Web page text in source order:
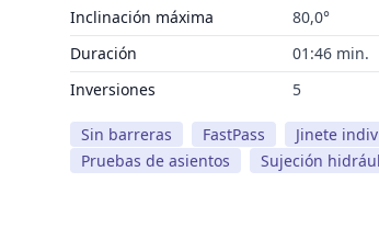
Inclinación máxima
80,0°
Duración
01:46 min.
Inversiones
5
Sin barreras FastPass Jinete
Pruebas de asientos
Sujeción